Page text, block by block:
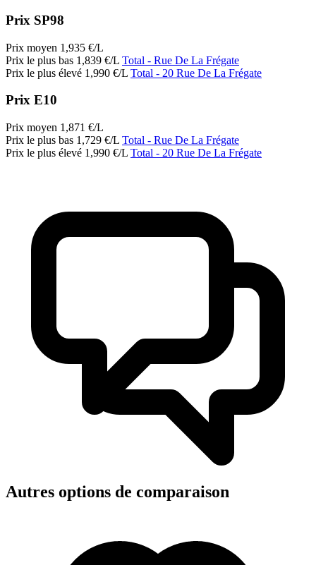
Prix SP98
Prix moyen 1,935 €/L
Prix le plus bas 1,839 €/L Total - Rue De La Frégate
Prix le plus élevé 1,990 €/L Total - 20 Rue De La Frégate
Prix E10
Prix moyen 1,871 €/L
Prix le plus bas 1,729 €/L Total - Rue De La Frégate
Prix le plus élevé 1,990 €/L Total - 20 Rue De La Frégate
Autres options de comparaison